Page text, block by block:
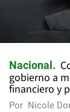
Nacional
gobierno a
financiero y
Por Nicole